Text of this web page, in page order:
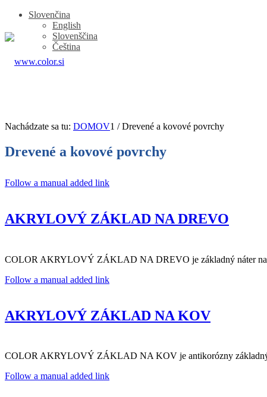
Slovenčina
English
Slovenščina
Čeština
Nachádzate sa tu: DOMOV1 / Drevené a kovové povrchy
Drevené a kovové povrchy
Follow a manual added link
AKRYLOVÝ ZÁKLAD NA DREVO
COLOR AKRYLOVÝ ZÁKLAD NA DREVO je základný náter na
Follow a manual added link
AKRYLOVÝ ZÁKLAD NA KOV
COLOR AKRYLOVÝ ZÁKLAD NA KOV je antikorózny základný
Follow a manual added link